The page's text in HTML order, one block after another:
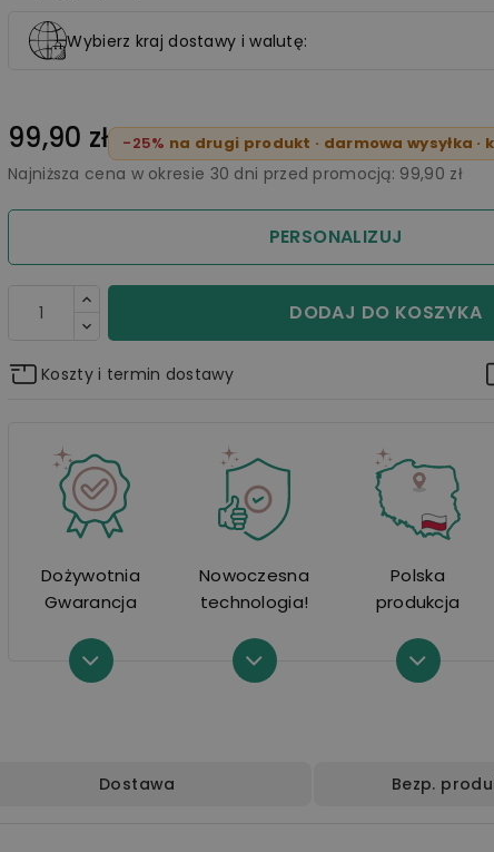
Wybierz kraj dostawy i walutę:
99,90 zł -25% na drugi produkt · darmowa wysyłka ·
Najniższa cena w okresie 30 dni przed promocją: 99,90 zł
PERSONALIZUJ
DODAJ DO KOSZYKA
Koszty i termin dostawy
Dożywotnia
Gwarancja
Nowoczesna
technologia!
Polska
produkcja
Dostawa Bezp.